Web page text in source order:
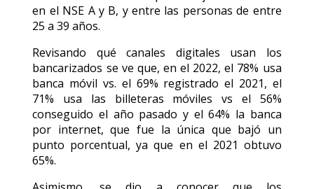
en el NSE A y B, y entre las personas de entre
25 a 39 años.
Revisando qué canales digitales usan los
bancarizados se ve que, en el 2022, el 78% usa
banca móvil vs. el 69% registrado el 2021, el
71% usa las billeteras móviles vs el 56%
conseguido el año pasado y el 64% la banca
por internet, que fue la única que bajó un
punto porcentual, ya que en el 2021 obtuvo
65%.